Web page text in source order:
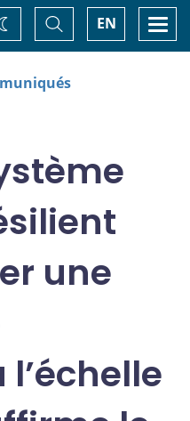
EN
Basculer
la
recherche
Changez
de
thème
une